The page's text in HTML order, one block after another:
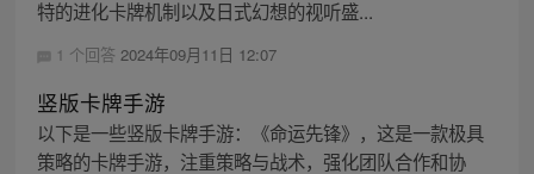
特的进化卡牌机制以及日式幻想的视听盛...
1 个回答 2024年09月11日 12:07
竖版卡牌手游
以下是一些竖版卡牌手游：《命运先锋》，这是一款极具
策略的卡牌手游，注重策略与战术，强化团队合作和协